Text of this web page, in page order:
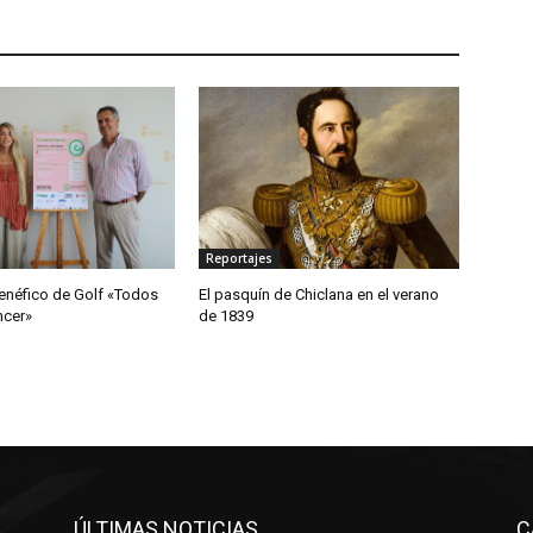
de Golf «Todos
Reportajes
El pasquín de Chiclana en el verano
de 1839